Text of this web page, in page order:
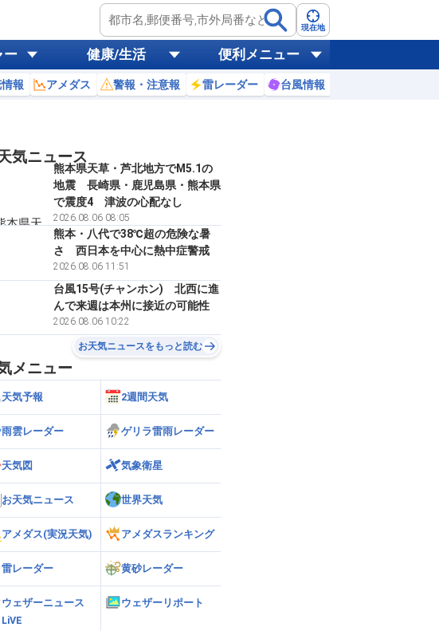
現在地
ー 健康/生活 便利メニュー
報 アメダス 警報・注意報 雷レーダー 台風情報
気ニュース
熊本県天草・芦北地方でM5.1の
地震 長崎県・鹿児島県・熊本県
で震度4 津波の心配なし
2026.08.06 08:05
熊本・八代で38℃超の危険な暑
さ 西日本を中心に熱中症警戒
2026.08.06 11:51
台風15号(チャンホン) 北西に進
んで来週は本州に接近の可能性
2026.08.06 10:22
お天気ニュースをもっと読む
メニュー
天気予報 2週間天気
雨雲レーダー ゲリラ雷雨レーダー
天気図 気象衛星
お天気ニュース 世界天気
アメダス(実況天気) アメダスランキング
雷レーダー 黄砂レーダー
ウェザーニュース
LiVE
ウェザーリポート